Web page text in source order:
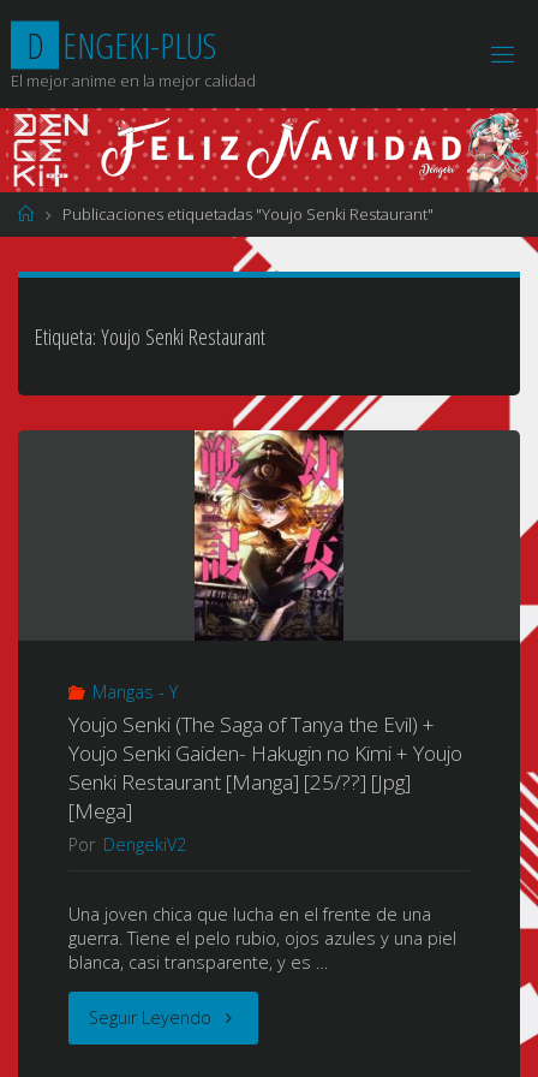
contenido
D ENGEKI-PLUS
El mejor anime en la mejor calidad
Página
de
Publicaciones etiquetadas "Youjo Senki Restaurant"
Etiqueta: Youjo Senki Restaurant
Mangas - Y
Youjo Senki (The Saga of Tanya the Evil) +
Youjo Senki Gaiden- Hakugin no Kimi + Youjo
Senki Restaurant [Manga] [25/??] [Jpg]
[Mega]
Por DengekiV2
Una joven chica que lucha en el frente de una
guerra. Tiene el pelo rubio, ojos azules y una piel
blanca, casi transparente, y es …
Seguir Leyendo "Youjo